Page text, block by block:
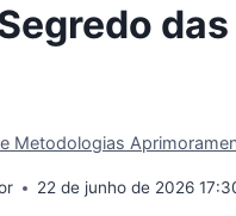
Metodologias
22 de junho de 2026